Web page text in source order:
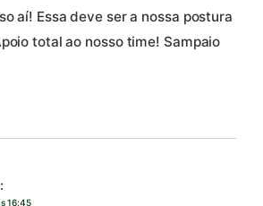
aí! Essa deve ser a nossa postura
total ao nosso time! Sampaio
16:45